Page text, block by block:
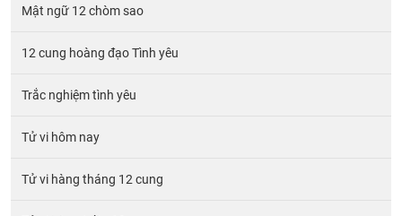
Mật ngữ 12 chòm sao
12 cung hoàng đạo Tình yêu
Trắc nghiệm tình yêu
Tử vi hôm nay
Tử vi hàng tháng 12 cung